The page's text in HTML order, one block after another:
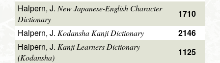
Halpern, J. New Japanese-English Character
Dictionary
1710
Halpern, J. Kodansha Kanji Dictionary
2146
Halpern, J. Kanji Learners Dictionary
(Kodansha)
1125